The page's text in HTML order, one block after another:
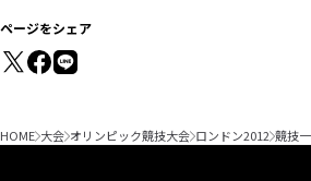
ページをシェア
HOME 大会 オリンピック競技大会 ロンドン2012 競技